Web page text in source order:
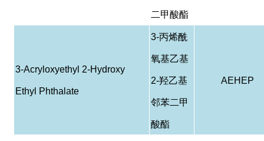
二甲酸酯
3-Acryloxyethyl 2-Hydroxy
Ethyl Phthalate
3-丙烯酰
氧基乙基
2-羟乙基
邻苯二甲
酸酯
AEHEP